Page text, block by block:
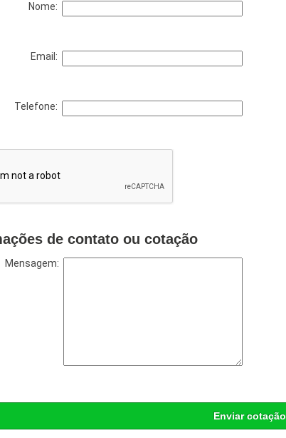
Nome:
Email:
Telefone:
de contato ou cotação
Mensagem:
Enviar cotação